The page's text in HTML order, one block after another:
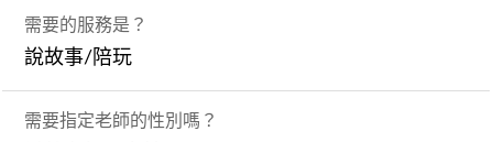
需要的服務是？
說故事/陪玩
需要指定老師的性別嗎？